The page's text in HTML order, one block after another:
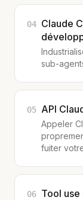
04 Claude
sub-
05 API
Appeler
fuiter
06 Tool